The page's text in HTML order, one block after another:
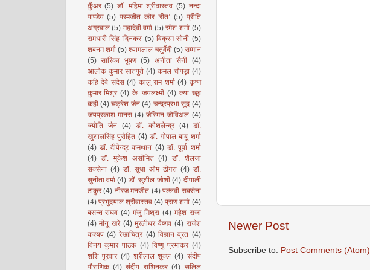
Newer Post
Subscribe to: Post Comments (Atom)
कुँअर (5) डॉ. महिमा श्रीवास्तव (5) नन्दा
पाण्डेय (5) परमजीत कौर 'रीत’ (5) प्रीति
अग्रवाल (5) महादेवी वर्मा (5) रमेश शर्मा (5)
रामधारी सिंह 'दिनकर' (5) विक्रम सोनी (5)
शबनम शर्मा (5) श्यामलाल चतुर्वेदी (5) सम्मान
(5) सारिका भूषण (5) अनीता सैनी (4)
आलोक कुमार सातपुते (4) कमल चोपड़ा (4)
कहि देबे संदेस (4) कालू राम शर्मा (4) कृष्ण
कुमार मिश्र (4) के. जयलक्ष्मी (4) क्या खूब
कही (4) चक्रेश जैन (4) चन्द्रप्रभा सूद (4)
जयप्रकाश मानस (4) जैस्मिन जोविअल (4)
ज्योति जैन
(4) डॉ. कौशलेन्द्र (4)
डॉ.
खुशालसिंह पुरोहित (4) डॉ. गोपाल बाबू शर्मा
(4) डॉ. दीपेन्द्र कमथान (4) डॉ. पूर्वा शर्मा
(4) डॉ. मुकेश असीमित (4) डॉ. शैलजा
सक्सेना (4) डॉ. सुधा ओम ढींगरा (4) डॉ.
सुनीता वर्मा (4) डॉ. सुशील जोशी (4) दीपाली
ठाकुर (4) नीरज मनजीत (4) पल्लवी सक्सेना
(4) प्रभुदयाल श्रीवास्तव (4) प्राण शर्मा (4)
बसन्त राघव (4) मंजु मिश्रा (4) महेश राजा
(4) मीनू खरे (4) मुरलीधर वैष्णव (4) राजेश
कश्यप (4) रेखाचित्र (4) विज्ञान व्रत (4)
विनय कुमार पाठक (4) विष्णु प्रभाकर (4)
शशि पुरवार (4) श्रीलाल शुक्ल (4) संदीप
पौराणिक (4) संदीप राशिनकर (4) सलिल